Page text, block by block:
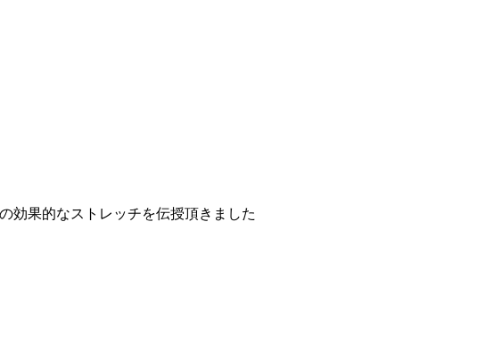
効果的なストレッチを伝授頂きました